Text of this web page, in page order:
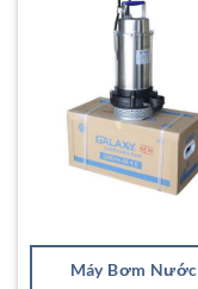
Máy Bơm Nước